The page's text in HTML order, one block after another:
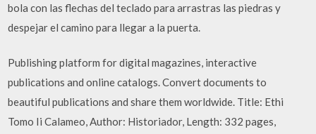
bola con las flechas del teclado para arrastras las piedras y
despejar el camino para llegar a la puerta.
Publishing platform for digital magazines, interactive
publications and online catalogs. Convert documents to
beautiful publications and share them worldwide. Title: Ethi
Tomo Ii Calameo, Author: Historiador, Length: 332 pages,